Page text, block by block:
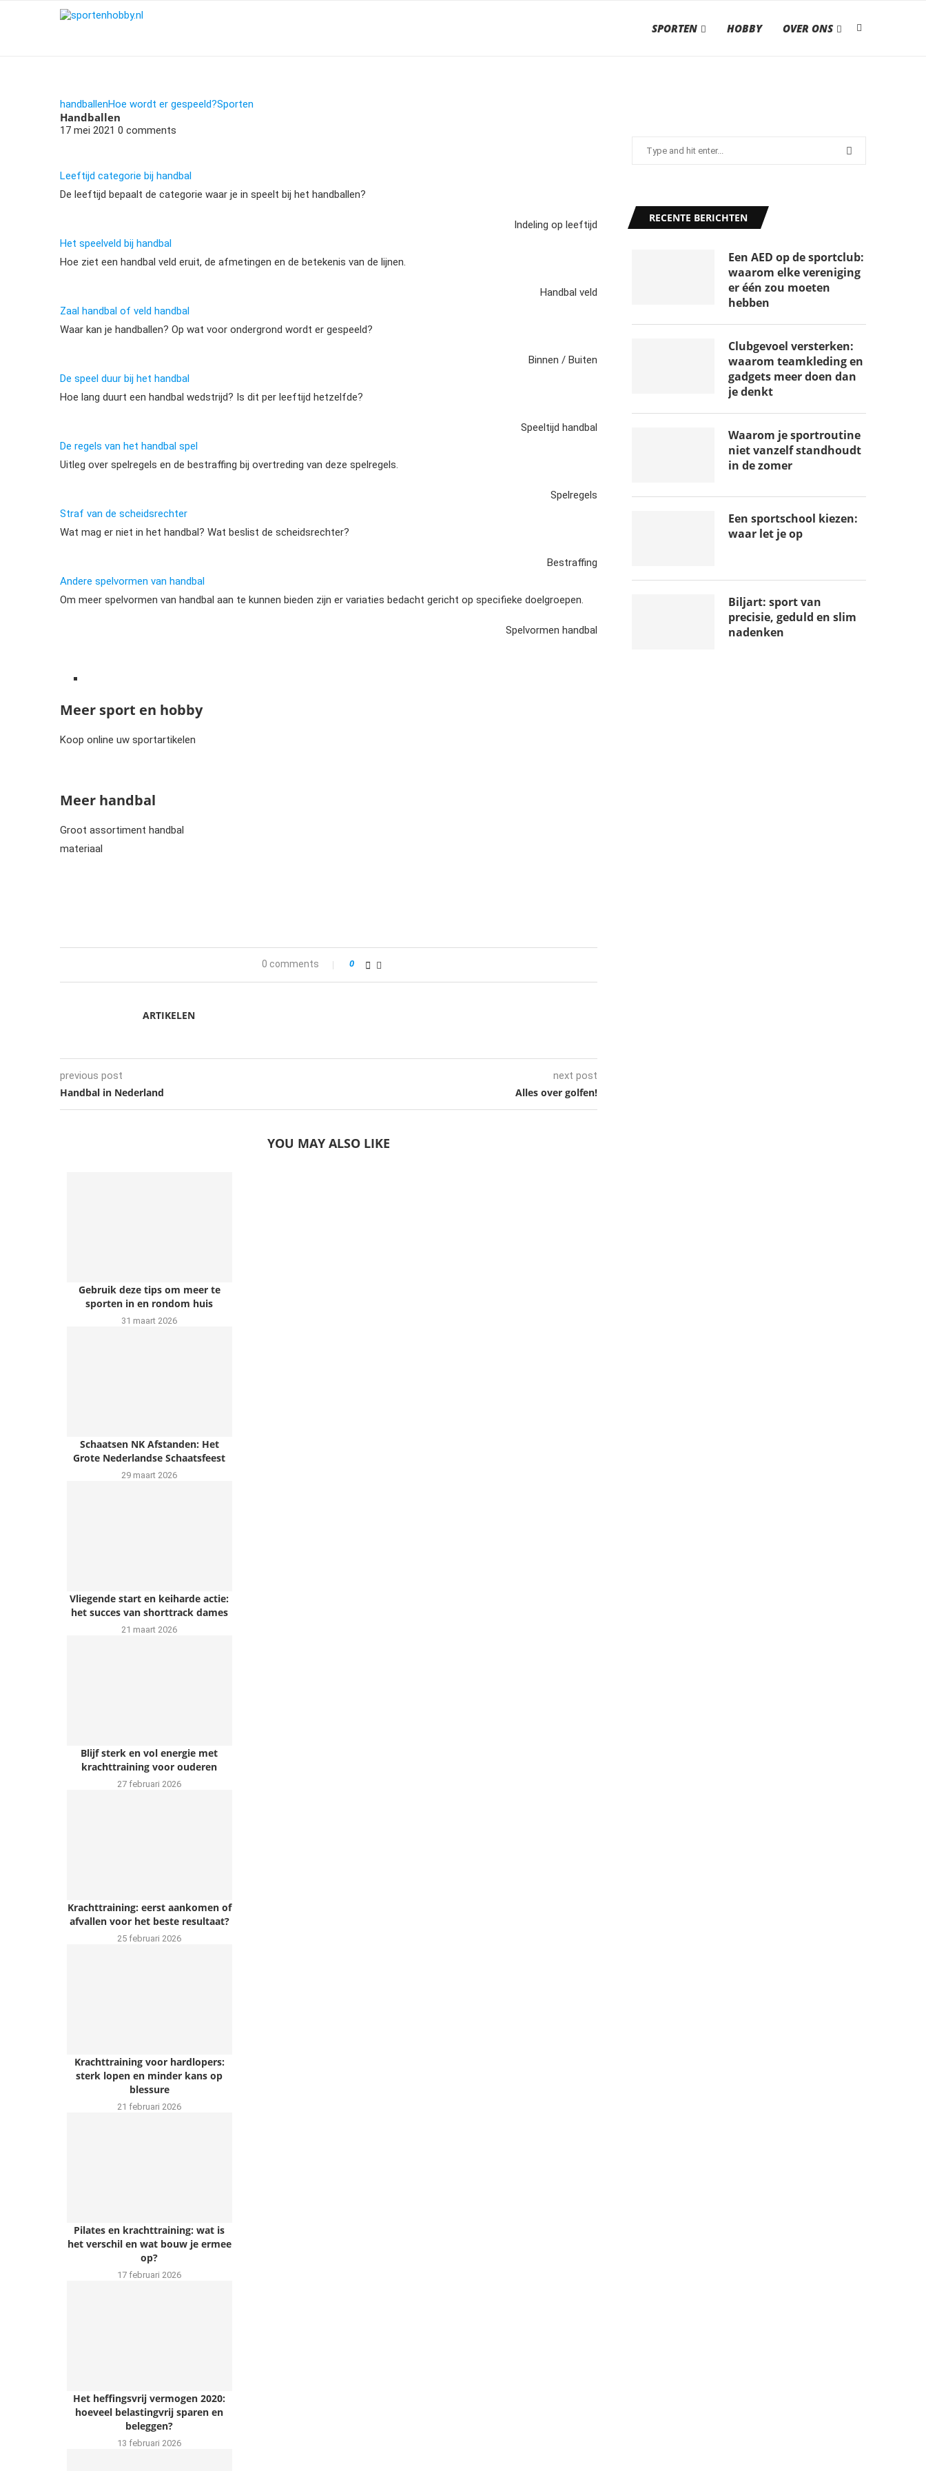
SPORTEN HOBBY OVER ONS
handballenHoe wordt er gespeeld?Sporten
Handballen
17 mei 2021 0 comments
Leeftijd categorie bij handbal
De leeftijd bepaalt de categorie waar je in speelt bij het handballen?
Indeling op leeftijd
Het speelveld bij handbal
Hoe ziet een handbal veld eruit, de afmetingen en de betekenis van de lijnen.
Handbal veld
Zaal handbal of veld handbal
Waar kan je handballen? Op wat voor ondergrond wordt er gespeeld?
Binnen / Buiten
De speel duur bij het handbal
Hoe lang duurt een handbal wedstrijd? Is dit per leeftijd hetzelfde?
Speeltijd handbal
De regels van het handbal spel
Uitleg over spelregels en de bestraffing bij overtreding van deze spelregels.
Spelregels
Straf van de scheidsrechter
Wat mag er niet in het handbal? Wat beslist de scheidsrechter?
Bestraffing
Andere spelvormen van handbal
Om meer spelvormen van handbal aan te kunnen bieden zijn er variaties bedacht gericht op specifieke doelgroepen.
Spelvormen handbal
Meer sport en hobby
Koop online uw sportartikelen
Meer handbal
Groot assortiment handbal
materiaal
0 comments 0
ARTIKELEN
previous post
Handbal in Nederland
next post
Alles over golfen!
YOU MAY ALSO LIKE
Gebruik deze tips om meer te
sporten in en rondom huis
31 maart 2026
Schaatsen NK Afstanden: Het
Grote Nederlandse Schaatsfeest
29 maart 2026
Vliegende start en keiharde actie:
het succes van shorttrack dames
21 maart 2026
Blijf sterk en vol energie met
krachttraining voor ouderen
27 februari 2026
Krachttraining: eerst aankomen of
afvallen voor het beste resultaat?
25 februari 2026
Krachttraining voor hardlopers:
sterk lopen en minder kans op
blessure
21 februari 2026
Pilates en krachttraining: wat is
het verschil en wat bouw je ermee
op?
17 februari 2026
Het heffingsvrij vermogen 2020:
hoeveel belastingvrij sparen en
beleggen?
13 februari 2026
RECENTE BERICHTEN
Een AED op de sportclub:
waarom elke vereniging
er één zou moeten
hebben
Clubgevoel versterken:
waarom teamkleding en
gadgets meer doen dan
je denkt
Waarom je sportroutine
niet vanzelf standhoudt
in de zomer
Een sportschool kiezen:
waar let je op
Biljart: sport van
precisie, geduld en slim
nadenken